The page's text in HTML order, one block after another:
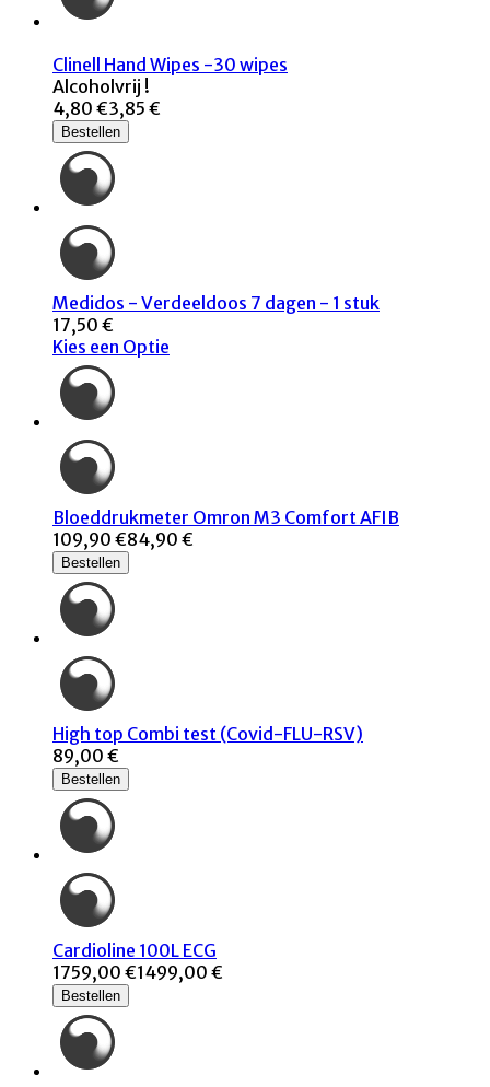
Clinell Hand Wipes -30 wipes
Alcoholvrij !
4,80 €3,85 €
Bestellen
Medidos - Verdeeldoos 7 dagen - 1 stuk
17,50 €
Kies een Optie
Bloeddrukmeter Omron M3 Comfort AFIB
109,90 €84,90 €
Bestellen
High top Combi test (Covid-FLU-RSV)
89,00 €
Bestellen
Cardioline 100L ECG
1759,00 €1499,00 €
Bestellen